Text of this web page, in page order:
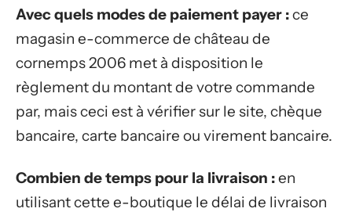
Avec quels modes de paiement payer :ce
magasin e-commerce de château de
cornemps 2006 met à disposition le
règlement du montant de votre commande
par, mais ceci est à vérifier sur le site, chèque
bancaire, carte bancaire ou virement bancaire.
Combien de temps pour la livraison :en
utilisant cette e-boutique le délai de livraison